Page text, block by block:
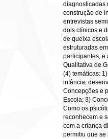
diagnosticadas
construção de
entrevistas
dois clínicos e
de queixa
estruturadas
participantes, e
Qualitativa de
(4) temáticas:
infância,
Concepções e
Escola; 3)
Como os
reconhecem e
com a criança
permitiu que se